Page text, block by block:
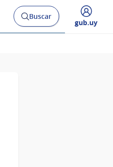
Abrir
buscador
Buscar
Desplegar
gub.uy